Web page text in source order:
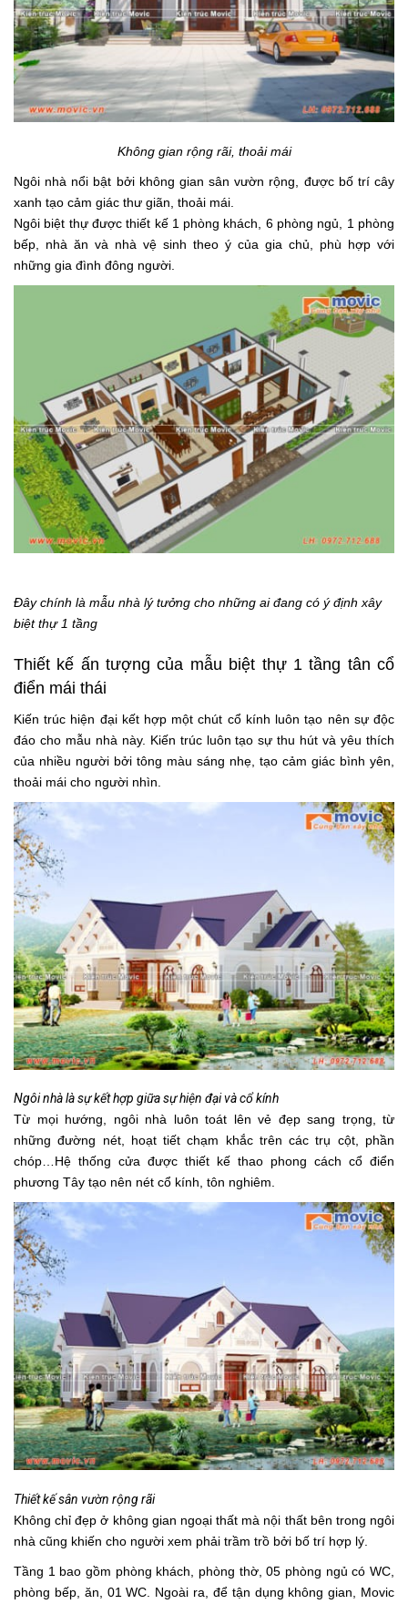
Không gian rộng rãi, thoải mái
Ngôi nhà nổi bật bởi không gian sân vườn rộng, được bố trí cây
xanh tạo cảm giác thư giãn, thoải mái.
Ngôi biệt thự được thiết kế 1 phòng khách, 6 phòng ngủ, 1 phòng
bếp, nhà ăn và nhà vệ sinh theo ý của gia chủ, phù hợp với
những gia đình đông người.
Đây chính là mẫu nhà lý tưởng cho những ai đang có ý định xây
biệt thự 1 tầng
Thiết kế ấn tượng của mẫu biệt thự 1 tầng tân cổ
điển mái thái
Kiến trúc hiện đại kết hợp một chút cổ kính luôn tạo nên sự độc
đáo cho mẫu nhà này. Kiến trúc luôn tạo sự thu hút và yêu thích
của nhiều người bởi tông màu sáng nhẹ, tạo cảm giác bình yên,
thoải mái cho người nhìn.
Ngôi nhà là sự kết hợp giữa sự hiện đại và cổ kính
Từ mọi hướng, ngôi nhà luôn toát lên vẻ đẹp sang trọng, từ
những đường nét, hoạt tiết chạm khắc trên các trụ cột, phần
chóp…Hệ thống cửa được thiết kế thao phong cách cổ điển
phương Tây tạo nên nét cổ kính, tôn nghiêm.
Thiết kế sân vườn rộng rãi
Không chỉ đẹp ở không gian ngoại thất mà nội thất bên trong ngôi
nhà cũng khiến cho người xem phải trầm trồ bởi bố trí hợp lý.
Tầng 1 bao gồm phòng khách, phòng thờ, 05 phòng ngủ có WC,
phòng bếp, ăn, 01 WC. Ngoài ra, để tận dụng không gian, Movic